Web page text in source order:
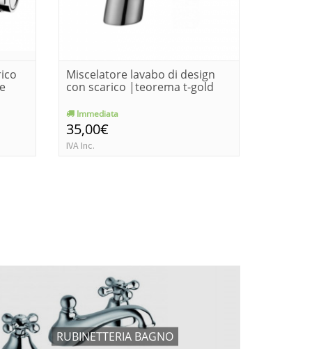
Miscelatore lavabo di design
con scarico |teorema t-gold
Immediata
35,00€
IVA Inc.
RUBINETTERIA BAGNO